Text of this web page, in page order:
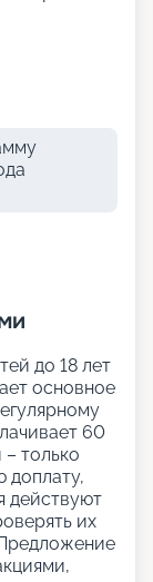
до 18 лет
основное
60
– только
доплату,
действуют
их